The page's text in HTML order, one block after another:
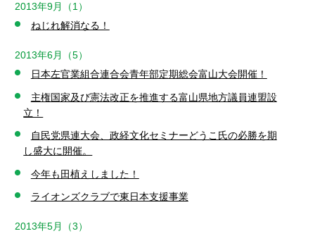
2013年9月（1）
ねじれ解消なる！
2013年6月（5）
日本左官業組合連合会青年部定期総会富山大会開催！
主権国家及び憲法改正を推進する富山県地方議員連盟設
立！
自民党県連大会、政経文化セミナーどうこ氏の必勝を期
し盛大に開催。
今年も田植えしました！
ライオンズクラブで東日本支援事業
2013年5月（3）